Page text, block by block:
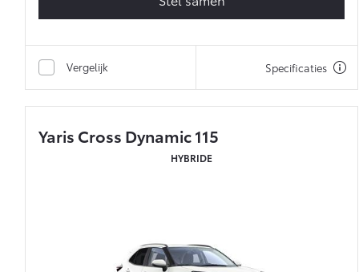
Vergelijk Specificaties
Yaris Cross Dynamic 115
HYBRIDE